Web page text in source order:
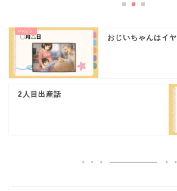
おじいちゃんはイヤ
2人目出産話